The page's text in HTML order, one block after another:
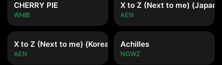
CHERRY PIE
WHIB
X to Z (Next to me)
AEN
X to Z (Next to me) (Korean ver.)
AEN
Achilles
NOWZ